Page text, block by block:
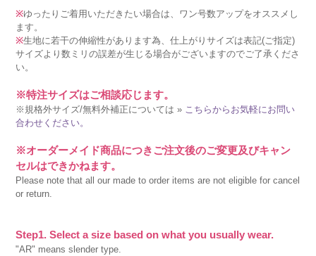
※ゆったりご着用いただきたい場合は、ワン号数アップをオススメし
ます。
※生地に若干の伸縮性があります為、仕上がりサイズは表記(ご指定)
サイズより数ミリの誤差が生じる場合がございますのでご了承くださ
い。
※特注サイズはご相談応じます。
※規格外サイズ/無料外補正については » こちらからお気軽にお問い
合わせください。
※オーダーメイド商品につきご注文後のご変更及びキャン
セルはできかねます。
Please note that all our made to order items are not eligible for cancel
or return.
Step1. Select a size based on what you usually wear.
"AR" means slender type.